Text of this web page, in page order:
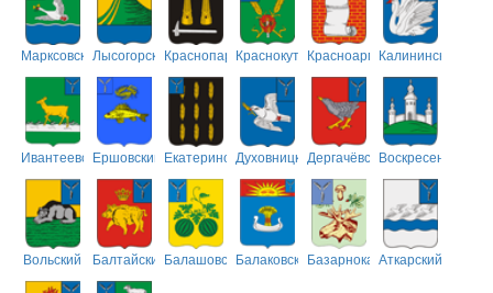
МарксовскийЛысогорскийКраснопартизанский
КраснокутскийКрасноармейский
Калининский
ИвантеевскийЕршовский ЕкатериновскийДуховницкийДергачёвскийВоскресенский
Вольский БалтайскийБалашовскийБалаковскийБазарнокарабулакский
Аткарский